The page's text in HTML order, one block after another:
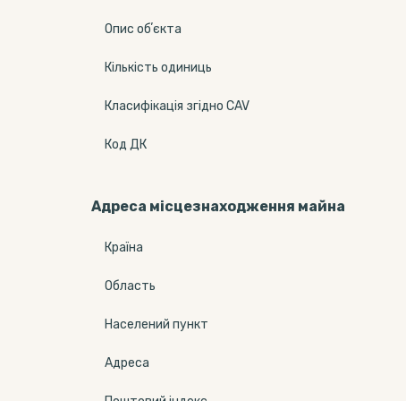
Опис обʼєкта
Кількість одиниць
Класифікація згідно CAV
Код ДК
Адреса місцезнаходження майна
Країна
Область
Населений пункт
Адреса